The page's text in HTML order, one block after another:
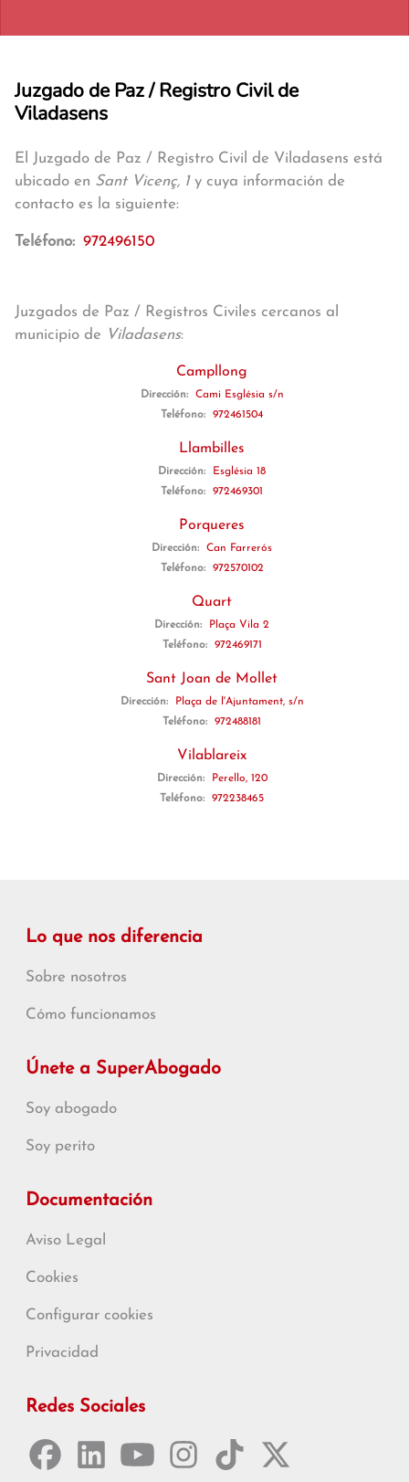
Juzgado de Paz / Registro Civil de
Viladasens
El Juzgado de Paz / Registro Civil de Viladasens está
ubicado en Sant Vicenç, 1y cuya información de
contacto es la siguiente:
Teléfono: 972496150
Juzgados de Paz / Registros Civiles cercanos al
municipio de Viladasens:
Campllong
Dirección:
Cami Església s/n
Teléfono:
972461504
Llambilles
Dirección:
Església 18
Teléfono:
972469301
Porqueres
Dirección:
Can Farrerós
Teléfono:
972570102
Quart
Dirección:
Plaça Vila 2
Teléfono:
972469171
Sant Joan de Mollet
Dirección:
Plaça de l'Ajuntament, s/n
Teléfono:
972488181
Vilablareix
Dirección:
Perello, 120
Teléfono:
972238465
Lo que nos diferencia
Sobre nosotros
Cómo funcionamos
Únete a SuperAbogado
Soy abogado
Soy perito
Documentación
Aviso Legal
Cookies
Configurar cookies
Privacidad
Redes Sociales